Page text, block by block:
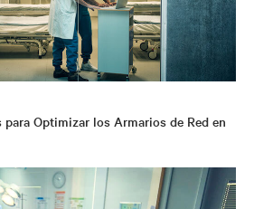
Optimizar los Armarios de Red en